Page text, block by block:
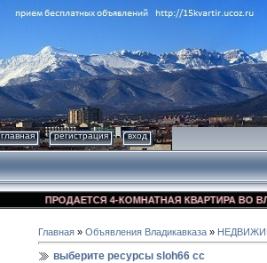
главная регистрация вход
ПРОДАЕТСЯ 4-КОМНАТНАЯ КВАРТИРА ВО
Главная » Объявления Владикавказа »
выберите ресурсы sloh66 cc